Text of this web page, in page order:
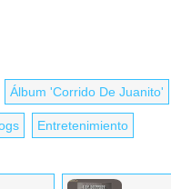
Álbum 'Corrido De Juanito'
Entretenimiento